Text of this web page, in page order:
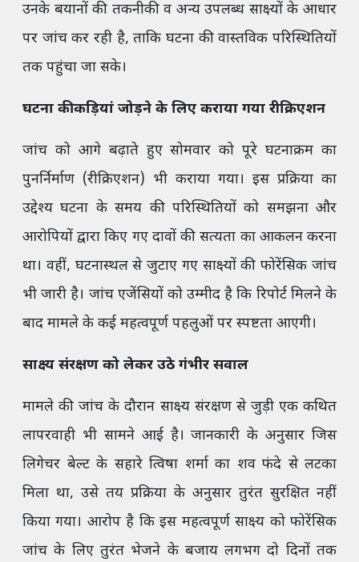
उनके बयानों की तकनीकी व अन्य उपलब्ध साक्ष्यों के आधार
पर जांच कर रही है, ताकि घटना की वास्तविक परिस्थितियों
तक पहुंचा जा सके।
घटना की कड़ियां जोड़ने के लिए कराया गया रीक्रिएशन
जांच को आगे बढ़ाते हुए सोमवार को पूरे घटनाक्रम का
पुनर्निर्माण (रीक्रिएशन) भी कराया गया। इस प्रक्रिया का
उद्देश्य घटना के समय की परिस्थितियों को समझना और
आरोपियों द्वारा किए गए दावों की सत्यता का आकलन करना
था। वहीं, घटनास्थल से जुटाए गए साक्ष्यों की फोरेंसिक जांच
भी जारी है। जांच एजेंसियों को उम्मीद है कि रिपोर्ट मिलने के
बाद मामले के कई महत्वपूर्ण पहलुओं पर स्पष्टता आएगी।
साक्ष्य संरक्षण को लेकर उठे गंभीर सवाल
मामले की जांच के दौरान साक्ष्य संरक्षण से जुड़ी एक कथित
लापरवाही भी सामने आई है। जानकारी के अनुसार जिस
लिगेचर बेल्ट के सहारे त्विषा शर्मा का शव फंदे से लटका
मिला था, उसे तय प्रक्रिया के अनुसार तुरंत सुरक्षित नहीं
किया गया। आरोप है कि इस महत्वपूर्ण साक्ष्य को फोरेंसिक
जांच के लिए तुरंत भेजने के बजाय लगभग दो दिनों तक